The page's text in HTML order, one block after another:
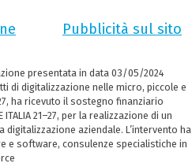
Pubblicità sul sito
presentata in data 03/05/2024
di digitalizzazione nelle micro, piccole e
ha ricevuto il sostegno finanziario
21–27, per la realizzazione di un
aziendale. L’intervento ha
e software, consulenze specialistiche in